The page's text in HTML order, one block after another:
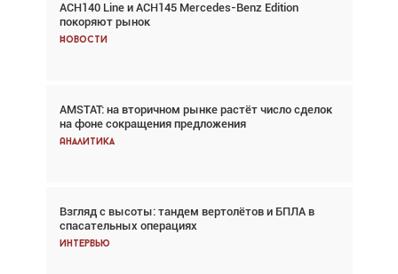
ACH140 Line и ACH145 Mercedes-Benz Edition
покоряют рынок
Новости
AMSTAT: на вторичном рынке растёт число сделок
на фоне сокращения предложения
Аналитика
Взгляд с высоты: тандем вертолётов и БПЛА в
спасательных операциях
Интервью
Авиационный фотограф Дэйв Кох: «Фотография
говорит сама за себя... а ИИ всё портит»
Новости
В городах чемпионата мира наблюдался подъём,
хотя общий трафик снизился
Аналитика
Частный самолёт – это актив. Подходите к
покупке соответствующим образом
Интервью